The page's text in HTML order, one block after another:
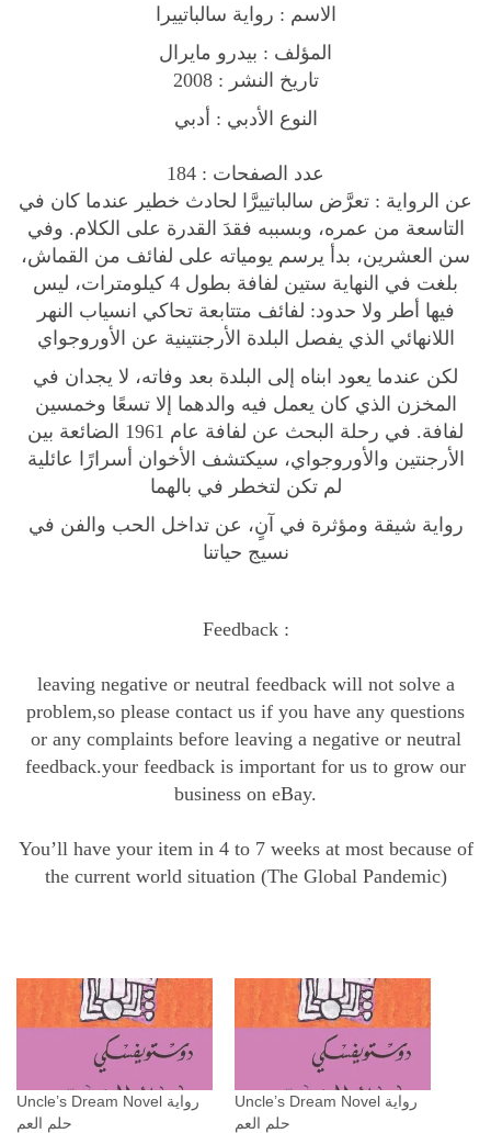
u
a
n
t
i
t
y
الاسم : رواية سالباتييرا
المؤلف : بيدرو مايرال
تاريخ النشر : 2008
النوع الأدبي : أدبي
عدد الصفحات : 184
عن الرواية : تعرَّض سالباتييرَّا لحادث خطير عندما كان في
التاسعة من عمره، وبسببه فقدَ القدرة على الكلام. وفي
سن العشرين، بدأ يرسم يومياته على لفائف من القماش،
بلغت في النهاية ستين لفافة بطول 4 كيلومترات، ليس
فيها أطر ولا حدود: لفائف متتابعة تحاكي انسياب النهر
اللانهائي الذي يفصل البلدة الأرجنتينية عن الأوروجواي
لكن عندما يعود ابناه إلى البلدة بعد وفاته، لا يجدان في
المخزن الذي كان يعمل فيه والدهما إلا تسعًا وخمسين
لفافة. في رحلة البحث عن لفافة عام 1961 الضائعة بين
الأرجنتين والأوروجواي، سيكتشف الأخوان أسرارًا عائلية
لم تكن لتخطر في بالهما
رواية شيقة ومؤثرة في آنٍ، عن تداخل الحب والفن في
نسيج حياتنا
Feedback :
leaving negative or neutral feedback will not solve a
problem,so please contact us if you have any questions
or any complaints before leaving a negative or neutral
feedback.your feedback is important for us to grow our
business on eBay.
You’ll have your item in 4 to 7 weeks at most because of
the current world situation (The Global Pandemic)
Uncle’s Dream Novel رواية
حلم العم
Uncle’s Dream Novel رواية
حلم العم